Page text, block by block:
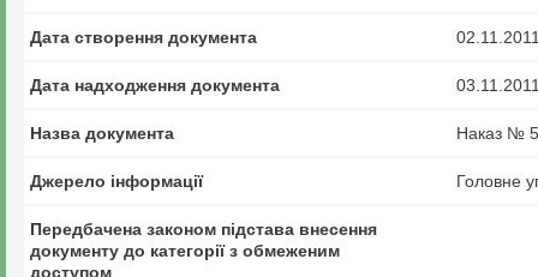
Дата створення документа
Дата надходження документа
Назва документа Наказ №
Джерело інформації Головне
Передбачена законом підстава внесення
документу до категорії з обмеженим
доступом